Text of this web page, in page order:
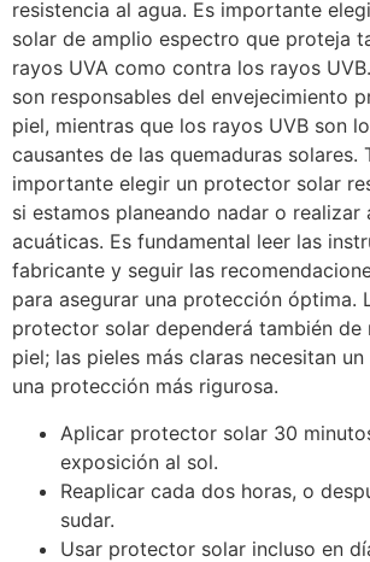
resistencia al agua. Es importante
solar de amplio espectro que proteja
rayos UVA como contra los rayos
son responsables del envejecimiento
piel, mientras que los rayos UVB son
causantes de las quemaduras solares.
importante elegir un protector solar
si estamos planeando nadar o realizar
acuáticas. Es fundamental leer las
fabricante y seguir las
para asegurar una protección óptima.
protector solar dependerá también
piel; las pieles más claras necesitan
una protección más rigurosa.
Aplicar protector solar 30
exposición al sol.
Reaplicar cada dos horas, o
sudar.
Usar protector solar incluso en